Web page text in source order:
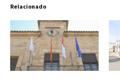
Relacionado